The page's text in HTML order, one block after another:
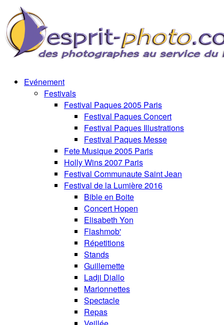
Evénement
Festivals
Festival Paques 2005 Paris
Festival Paques Concert
Festival Paques Illustrations
Festival Paques Messe
Fete Musique 2005 Paris
Holly Wins 2007 Paris
Festival Communaute Saint Jean
Festival de la Lumière 2016
Bible en Boite
Concert Hopen
Elisabeth Yon
Flashmob'
Répetitions
Stands
Guillemette
Ladji Diallo
Marionnettes
Spectacle
Repas